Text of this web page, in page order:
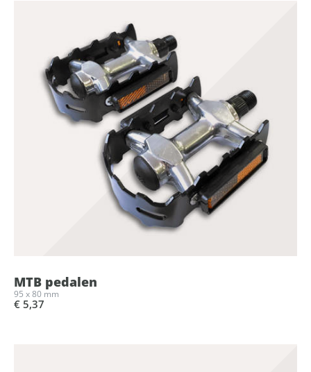
MTB pedalen
95 x 80 mm
€ 5,37